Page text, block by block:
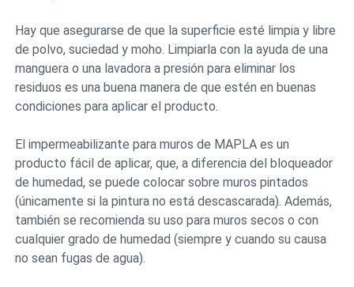
Hay que asegurarse de que la superficie esté limpia y libre
de polvo, suciedad y moho. Limpiarla con la ayuda de una
manguera o una lavadora a presión para eliminar los
residuos es una buena manera de que estén en buenas
condiciones para aplicar el producto.
El impermeabilizante para muros de MAPLA es un
producto fácil de aplicar, que, a diferencia del bloqueador
de humedad, se puede colocar sobre muros pintados
(únicamente si la pintura no está descascarada). Además,
también se recomienda su uso para muros secos o con
cualquier grado de humedad (siempre y cuando su causa
no sean fugas de agua).